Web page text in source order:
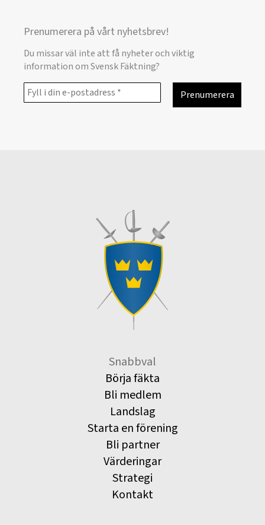
Prenumerera på vårt nyhetsbrev!
Du missar väl inte att få nyheter och viktig
information om Svensk Fäktning?
Snabbval
Börja fäkta
Bli medlem
Landslag
Starta en förening
Bli partner
Värderingar
Strategi
Kontakt